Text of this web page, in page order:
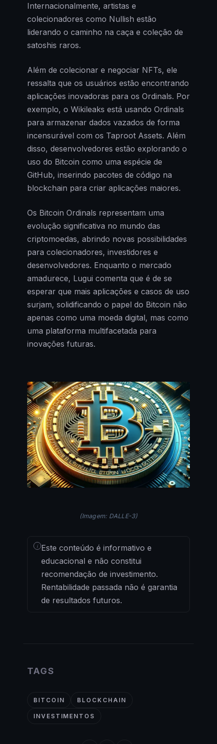
Internacionalmente, artistas e
colecionadores como Nullish estão
liderando o caminho na caça e coleção de
satoshis raros.
Além de colecionar e negociar NFTs, ele
ressalta que os usuários estão encontrando
aplicações inovadoras para os Ordinals. Por
exemplo, o Wikileaks está usando Ordinals
para armazenar dados vazados de forma
incensurável com os Taproot Assets. Além
disso, desenvolvedores estão explorando o
uso do Bitcoin como uma espécie de
GitHub, inserindo pacotes de código na
blockchain para criar aplicações maiores.
Os Bitcoin Ordinals representam uma
evolução significativa no mundo das
criptomoedas, abrindo novas possibilidades
para colecionadores, investidores e
desenvolvedores. Enquanto o mercado
amadurece, Lugui comenta que é de se
esperar que mais aplicações e casos de uso
surjam, solidificando o papel do Bitcoin não
apenas como uma moeda digital, mas como
uma plataforma multifacetada para
inovações futuras.
(Imagem: DALLE-3)
i Este conteúdo é informativo e
educacional e não constitui
recomendação de investimento.
Rentabilidade passada não é garantia
de resultados futuros.
TAGS
BITCOIN BLOCKCHAIN
INVESTIMENTOS